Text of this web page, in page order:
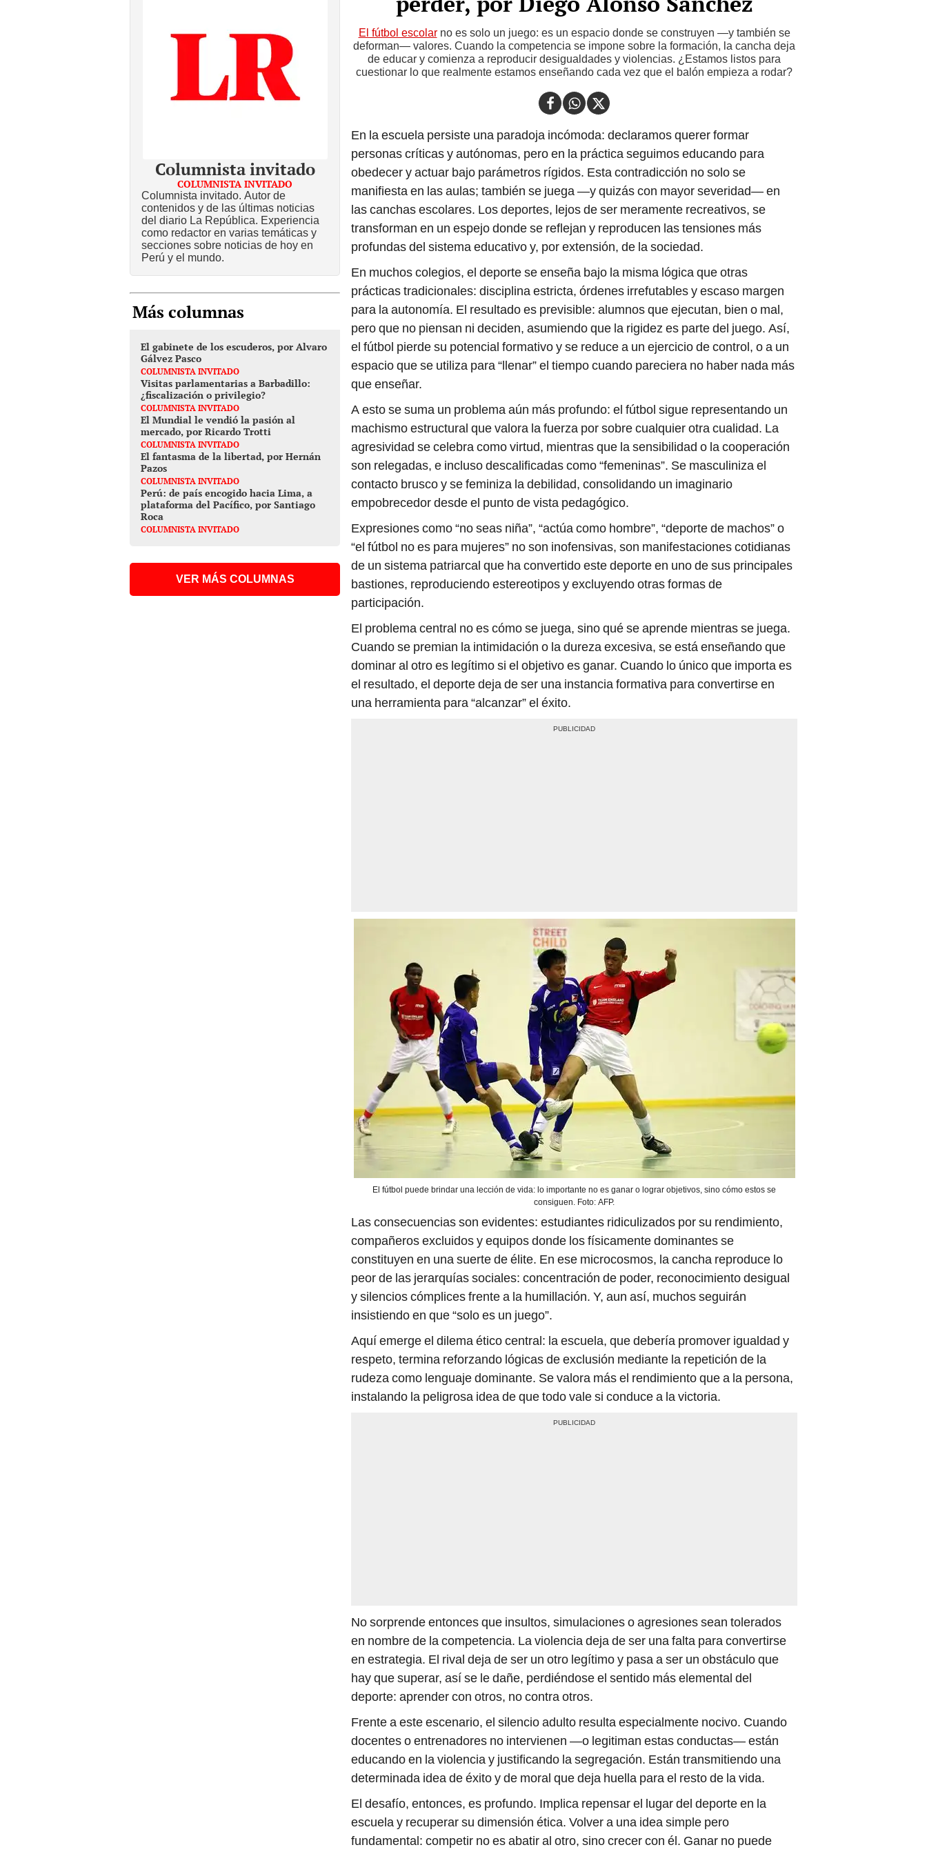
El fútbol escolarno es solo un juego: es un espacio donde se construyen —y también se
deforman— valores. Cuando la competencia se impone sobre la formación, la cancha deja
de educar y comienza a reproducir desigualdades y violencias. ¿Estamos listos para
cuestionar lo que realmente estamos enseñando cada vez que el balón empieza a rodar?
En la escuela persiste una paradoja incómoda: declaramos querer formar
personas críticas y autónomas, pero en la práctica seguimos educando para
obedecer y actuar bajo parámetros rígidos. Esta contradicción no solo se
manifiesta en las aulas; también se juega —y quizás con mayor severidad— en
las canchas escolares. Los deportes, lejos de ser meramente recreativos, se
transforman en un espejo donde se reflejan y reproducen las tensiones más
profundas del sistema educativo y, por extensión, de la sociedad.
En muchos colegios, el deporte se enseña bajo la misma lógica que otras
prácticas tradicionales: disciplina estricta, órdenes irrefutables y escaso margen
para la autonomía. El resultado es previsible: alumnos que ejecutan, bien o mal,
pero que no piensan ni deciden, asumiendo que la rigidez es parte del juego. Así,
el fútbol pierde su potencial formativo y se reduce a un ejercicio de control, o a un
espacio que se utiliza para “llenar” el tiempo cuando pareciera no haber nada más
que enseñar.
A esto se suma un problema aún más profundo: el fútbol sigue representando un
machismo estructural que valora la fuerza por sobre cualquier otra cualidad. La
agresividad se celebra como virtud, mientras que la sensibilidad o la cooperación
son relegadas, e incluso descalificadas como “femeninas”. Se masculiniza el
contacto brusco y se feminiza la debilidad, consolidando un imaginario
empobrecedor desde el punto de vista pedagógico.
Expresiones como “no seas niña”, “actúa como hombre”, “deporte de machos” o
“el fútbol no es para mujeres” no son inofensivas, son manifestaciones cotidianas
de un sistema patriarcal que ha convertido este deporte en uno de sus principales
bastiones, reproduciendo estereotipos y excluyendo otras formas de
participación.
El problema central no es cómo se juega, sino qué se aprende mientras se juega.
Cuando se premian la intimidación o la dureza excesiva, se está enseñando que
dominar al otro es legítimo si el objetivo es ganar. Cuando lo único que importa es
el resultado, el deporte deja de ser una instancia formativa para convertirse en
una herramienta para “alcanzar” el éxito.
El fútbol puede brindar una lección de vida: lo importante no es ganar o lograr objetivos, sino cómo estos se
consiguen. Foto: AFP.
Las consecuencias son evidentes: estudiantes ridiculizados por su rendimiento,
compañeros excluidos y equipos donde los físicamente dominantes se
constituyen en una suerte de élite. En ese microcosmos, la cancha reproduce lo
peor de las jerarquías sociales: concentración de poder, reconocimiento desigual
y silencios cómplices frente a la humillación. Y, aun así, muchos seguirán
insistiendo en que “solo es un juego”.
Aquí emerge el dilema ético central: la escuela, que debería promover igualdad y
respeto, termina reforzando lógicas de exclusión mediante la repetición de la
rudeza como lenguaje dominante. Se valora más el rendimiento que a la persona,
instalando la peligrosa idea de que todo vale si conduce a la victoria.
No sorprende entonces que insultos, simulaciones o agresiones sean tolerados
en nombre de la competencia. La violencia deja de ser una falta para convertirse
en estrategia. El rival deja de ser un otro legítimo y pasa a ser un obstáculo que
hay que superar, así se le dañe, perdiéndose el sentido más elemental del
deporte: aprender con otros, no contra otros.
Frente a este escenario, el silencio adulto resulta especialmente nocivo. Cuando
docentes o entrenadores no intervienen —o legitiman estas conductas— están
educando en la violencia y justificando la segregación. Están transmitiendo una
determinada idea de éxito y de moral que deja huella para el resto de la vida.
El desafío, entonces, es profundo. Implica repensar el lugar del deporte en la
escuela y recuperar su dimensión ética. Volver a una idea simple pero
fundamental: competir no es abatir al otro, sino crecer con él. Ganar no puede
Columnista invitado
COLUMNISTA INVITADO
Columnista invitado. Autor de
contenidos y de las últimas noticias
del diario La República. Experiencia
como redactor en varias temáticas y
secciones sobre noticias de hoy en
Perú y el mundo.
Más columnas
El gabinete de los escuderos, por Alvaro
Gálvez Pasco
COLUMNISTA INVITADO
Visitas parlamentarias a Barbadillo:
¿fiscalización o privilegio?
COLUMNISTA INVITADO
El Mundial le vendió la pasión al
mercado, por Ricardo Trotti
COLUMNISTA INVITADO
El fantasma de la libertad, por Hernán
Pazos
COLUMNISTA INVITADO
Perú: de país encogido hacia Lima, a
plataforma del Pacífico, por Santiago
Roca
COLUMNISTA INVITADO
VER MÁS COLUMNAS